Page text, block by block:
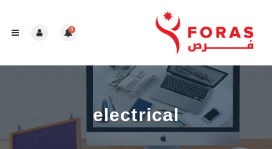
0
electrical